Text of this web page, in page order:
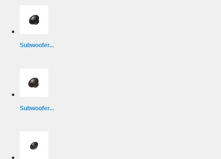
Subwoofer...
Subwoofer...